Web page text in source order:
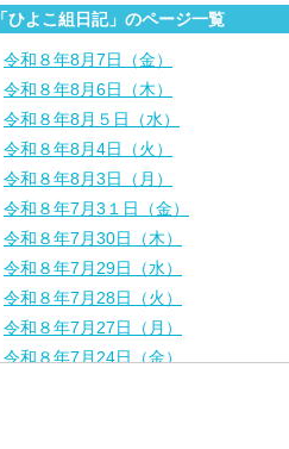
「ひよこ組日記」のページ一覧
令和８年8月7日（金）
令和８年8月6日（木）
令和８年8月５日（水）
令和８年8月4日（火）
令和８年8月3日（月）
令和８年7月3１日（金）
令和８年7月30日（木）
令和８年7月29日（水）
令和８年7月28日（火）
令和８年7月27日（月）
令和８年7月24日（金）